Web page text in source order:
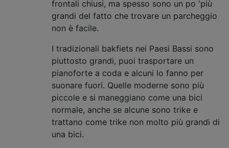
frontali chiusi, ma spesso sono un po 'più
grandi del fatto che trovare un parcheggio
non è facile.
I tradizionali bakfiets nei Paesi Bassi sono
piuttosto grandi, puoi trasportare un
pianoforte a coda e alcuni lo fanno per
suonare fuori. Quelle moderne sono più
piccole e si maneggiano come una bici
normale, anche se alcune sono trike e
trattano come trike non molto più grandi di
una bici.